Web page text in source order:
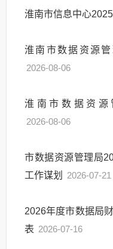
淮南市信息中心
淮南市数据资源
2026-08-06
淮南市数据资源
2026-08-06
市数据资源管理局
工作谋划
2026-07-21
2026年度市数据局
表 2026-07-16